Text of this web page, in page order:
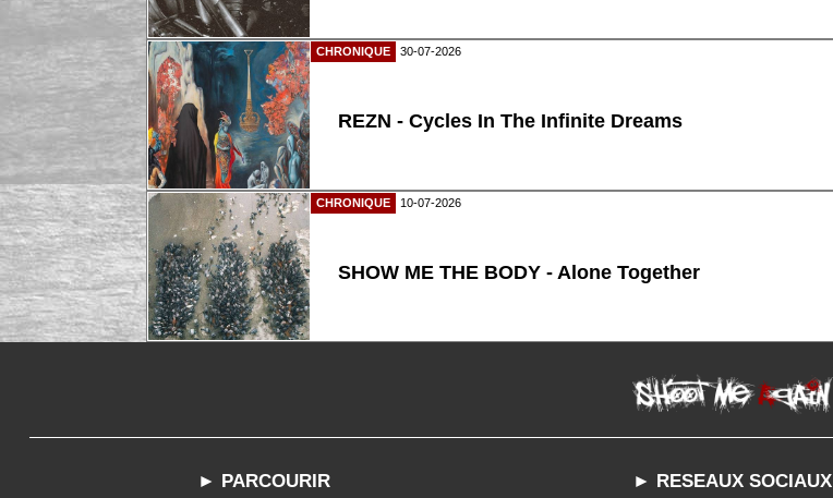
CHRONIQUE 30-07-2026
REZN - Cycles In The Infinite Dreams
CHRONIQUE 10-07-2026
SHOW ME THE BODY - Alone Together
► PARCOURIR ► RESEAUX SOCIAUX